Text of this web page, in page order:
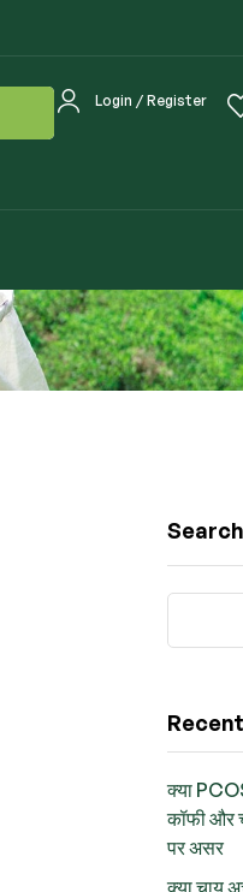
Login / Register
Search
क्या
कॉफी और
पर असर